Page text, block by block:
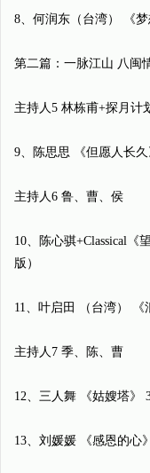
8、何润东（台湾） 《
第二篇：一脉江山 八闽
主持人5 林栋甫+探月计
9、陈思思 《但愿人长久
主持人6 鲁、曹、侯
10、陈心骐+Classical《
版）
11、叶启田 （台湾） 《
主持人7 季、陈、曹
12、三人舞 《姑嫂塔》
13、刘媛媛 《感恩的心